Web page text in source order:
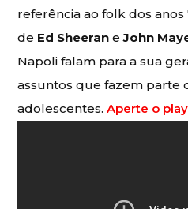
referência ao folk dos
de Ed Sheeran eJohn
Napoli falam para a sua
assuntos que fazem parte
adolescentes.Aperte o